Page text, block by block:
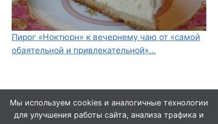
Пирог «Ноктюрн» к вечернему чаю от «самой
обаятельной и привлекательной»…
© 2026 Кулинарушка - Вкусные Рецепты
Мы используем cookies и аналогичные технологии
для улучшения работы сайта, анализа трафика и